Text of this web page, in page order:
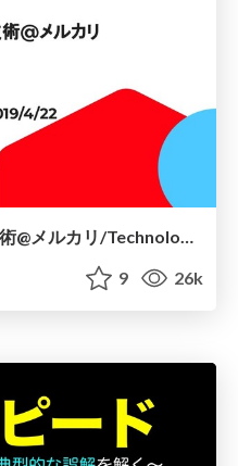
カイシャの成長を支える技術@メルカリ/Technologies that support company growth
9 26k